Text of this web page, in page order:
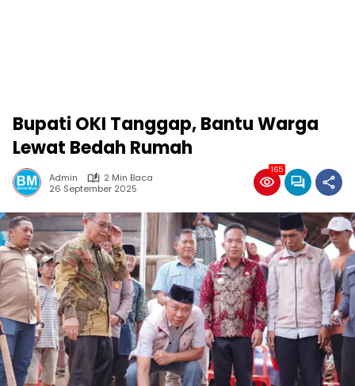
Bupati OKI Tanggap, Bantu Warga
Lewat Bedah Rumah
Admin
2 Min Baca
26 September 2025
165